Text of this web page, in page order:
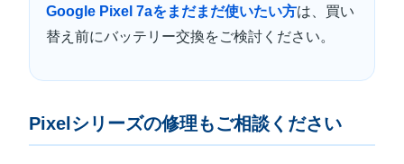
Google Pixel 7aをまだまだ使いたい方は、買い
替え前にバッテリー交換をご検討ください。
Pixelシリーズの修理もご相談ください